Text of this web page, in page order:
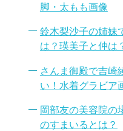
脚・太もも画像
鈴木梨沙子の姉妹
は？瑛美子と仲は
さんま御殿で吉崎
い！水着グラビア
岡部友の美容院の
のすまいるとは？